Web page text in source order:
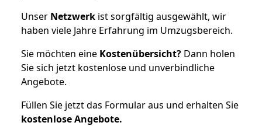
Unser Netzwerk ist sorgfältig ausgewählt, wir
haben viele Jahre Erfahrung im Umzugsbereich.
Sie möchten eine Kostenübersicht? Dann holen
Sie sich jetzt kostenlose und unverbindliche
Angebote.
Füllen Sie jetzt das Formular aus und erhalten Sie
kostenloseAngebote.